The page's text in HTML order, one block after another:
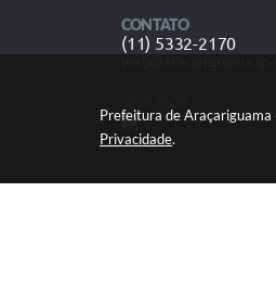
Prefeitura de Araçariguama
Privacidade.
CONTATO
(11) 5332-2170